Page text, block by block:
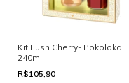
Kit Lush Cherry- Pokoloka
240ml
R$105,90